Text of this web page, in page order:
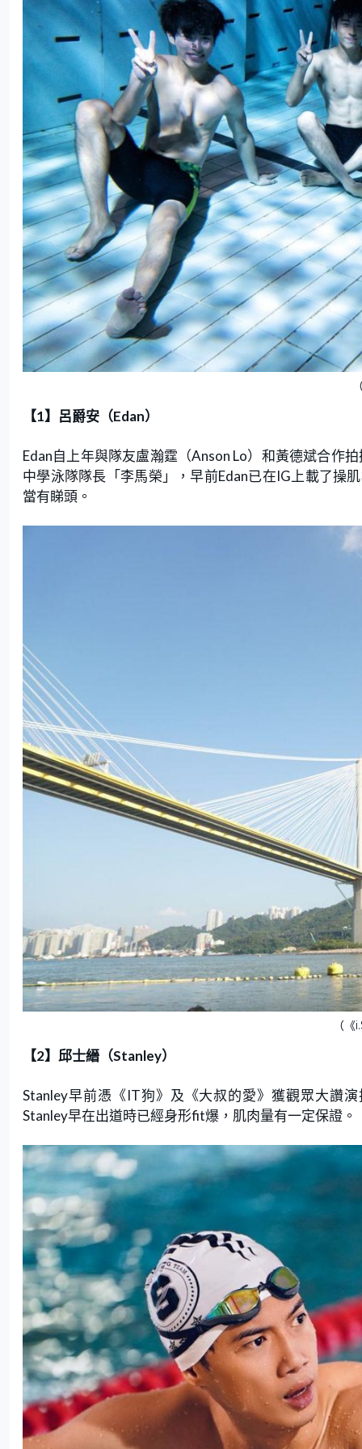
【1】呂爵安（Edan）
Edan自上年與隊友盧瀚霆（Anson Lo）和黃德斌合作
中學泳隊隊長「李馬榮」，早前Edan已在IG上載了操
當有睇頭。
（
【2】邱士縉（Stanley）
Stanley早前憑《IT狗》及《大叔的愛》獲觀眾大讚
Stanley早在出道時已經身形fit爆，肌肉量有一定保證。